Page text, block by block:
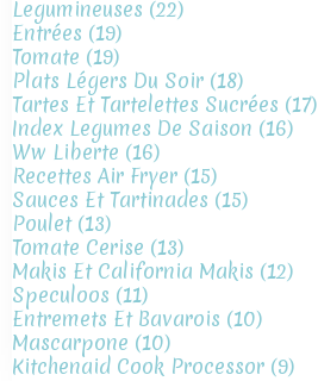
Legumineuses (22)
Entrées (19)
Tomate (19)
Plats Légers Du Soir (18)
Tartes Et Tartelettes Sucrées (17)
Index Legumes De Saison (16)
Ww Liberte (16)
Recettes Air Fryer (15)
Sauces Et Tartinades (15)
Poulet(13)
Tomate Cerise (13)
Makis Et California Makis (12)
Speculoos (11)
Entremets Et Bavarois (10)
Mascarpone (10)
Kitchenaid Cook Processor (9)